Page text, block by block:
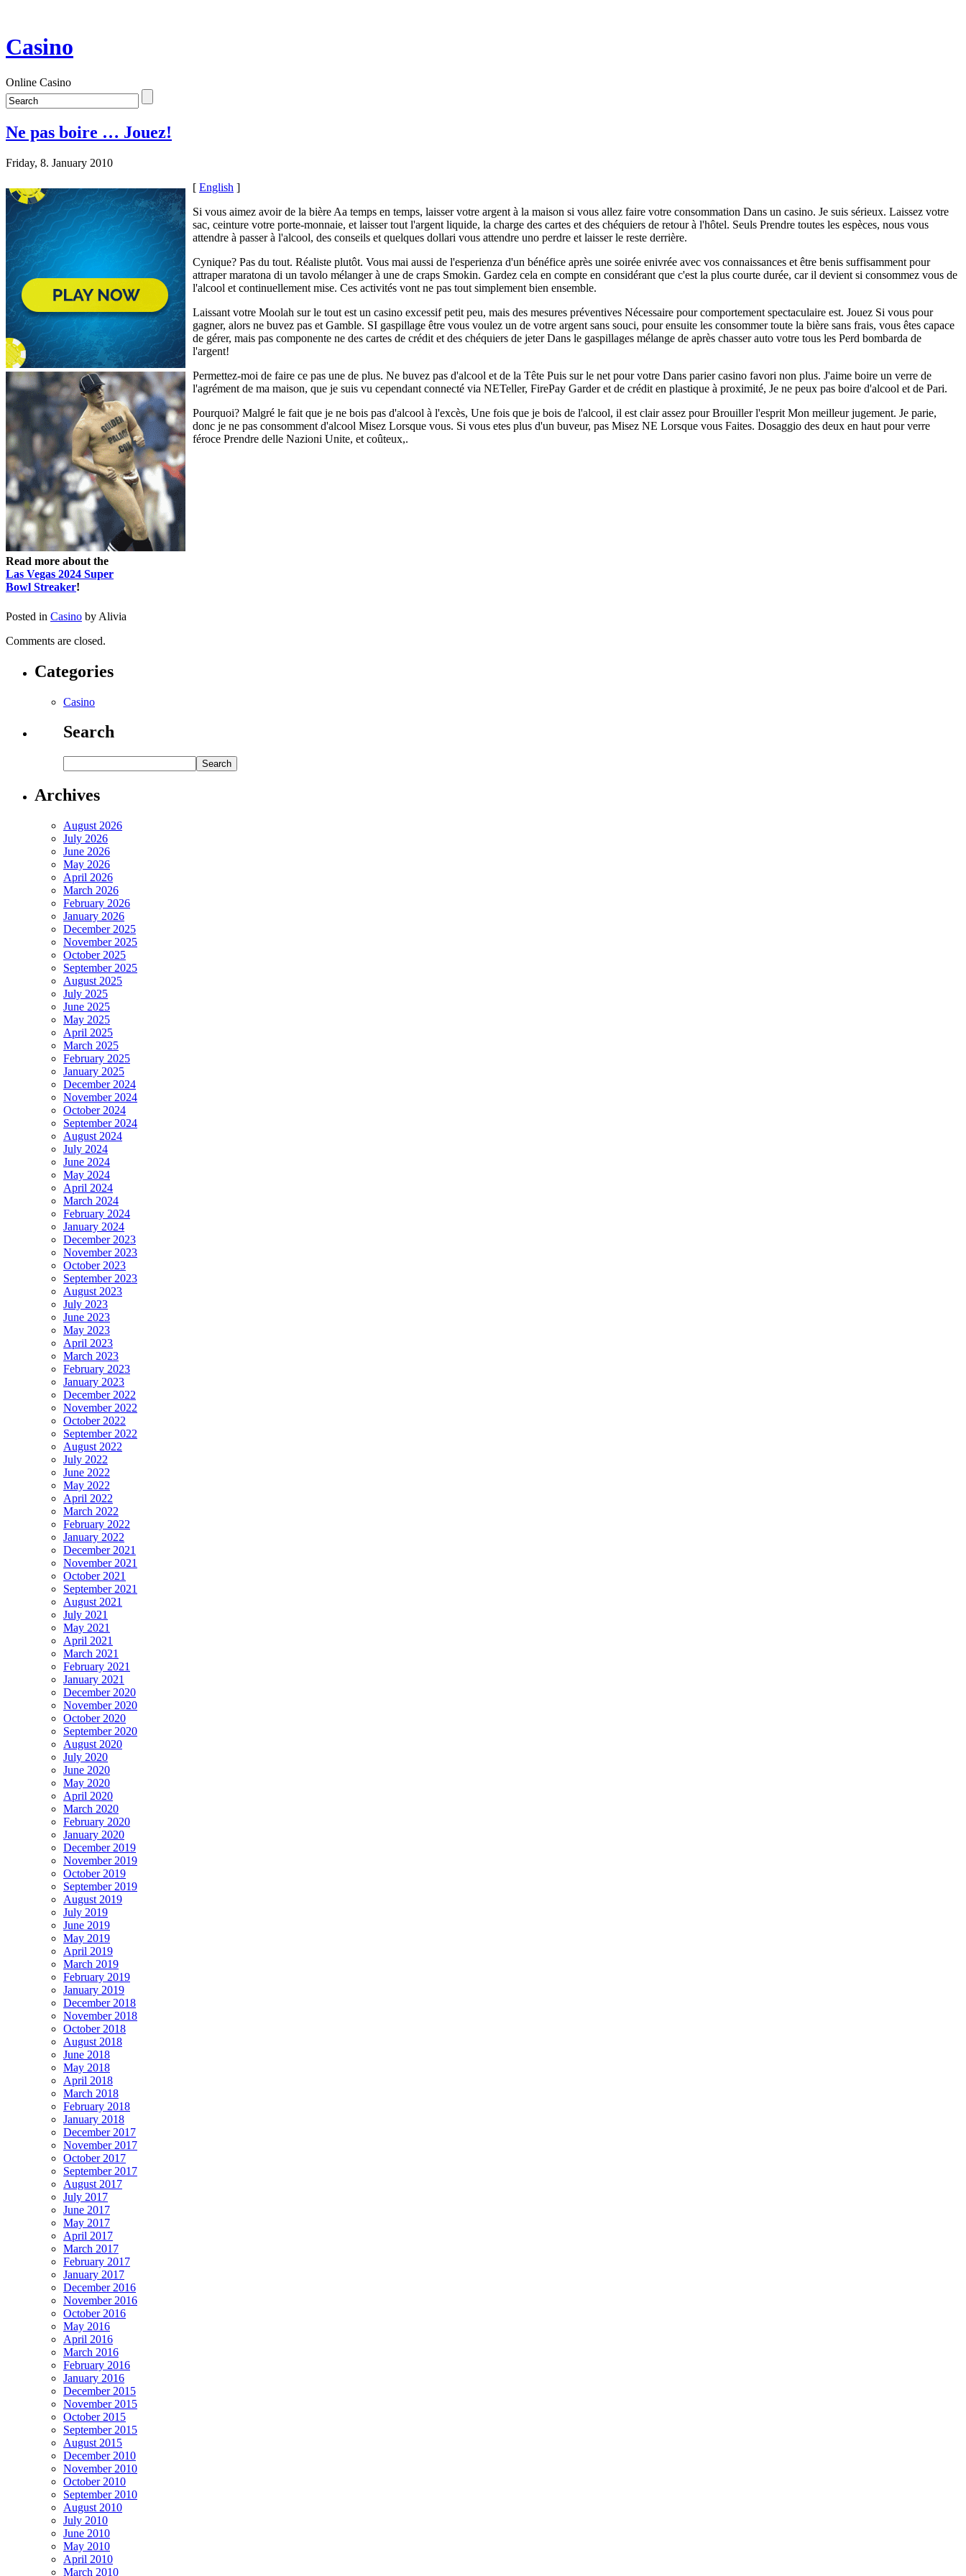
Casino
Online Casino
Ne pas boire … Jouez!
Friday, 8. January 2010
Read more about the
Las Vegas 2024 Super
Bowl Streaker!
[ English ]
Si vous aimez avoir de la bière Aa temps en temps, laisser votre argent à la maison si vous allez faire votre consommation Dans un casino. Je suis sérieux. Laissez votre
sac, ceinture votre porte-monnaie, et laisser tout l'argent liquide, la charge des cartes et des chéquiers de retour à l'hôtel. Seuls Prendre toutes les espèces, nous vous
attendre à passer à l'alcool, des conseils et quelques dollari vous attendre uno perdre et laisser le reste derrière.
Cynique? Pas du tout. Réaliste plutôt. Vous mai aussi de l'esperienza d'un bénéfice après une soirée enivrée avec vos connaissances et être benis suffisamment pour
attraper maratona di un tavolo mélanger à une de craps Smokin. Gardez cela en compte en considérant que c'est la plus courte durée, car il devient si consommez vous de
l'alcool et continuellement mise. Ces activités vont ne pas tout simplement bien ensemble.
Laissant votre Moolah sur le tout est un casino excessif petit peu, mais des mesures préventives Nécessaire pour comportement spectaculaire est. Jouez Si vous pour
gagner, alors ne buvez pas et Gamble. SI gaspillage être vous voulez un de votre argent sans souci, pour ensuite les consommer toute la bière sans frais, vous êtes capace
de gérer, mais pas componente ne des cartes de crédit et des chéquiers de jeter Dans le gaspillages mélange de après chasser auto votre tous les Perd bombarda de
l'argent!
Permettez-moi de faire ce pas une de plus. Ne buvez pas d'alcool et de la Tête Puis sur le net pour votre Dans parier casino favori non plus. J'aime boire un verre de
l'agrément de ma maison, que je suis vu cependant connecté via NETeller, FirePay Garder et de crédit en plastique à proximité, Je ne peux pas boire d'alcool et de Pari.
Pourquoi? Malgré le fait que je ne bois pas d'alcool à l'excès, Une fois que je bois de l'alcool, il est clair assez pour Brouiller l'esprit Mon meilleur jugement. Je parie,
donc je ne pas consomment d'alcool Misez Lorsque vous. Si vous etes plus d'un buveur, pas Misez NE Lorsque vous Faites. Dosaggio des deux en haut pour verre
féroce Prendre delle Nazioni Unite, et coûteux,.
Posted in Casino by Alivia
Comments are closed.
Categories
Casino
Search
Archives
August 2026
July 2026
June 2026
May 2026
April 2026
March 2026
February 2026
January 2026
December 2025
November 2025
October 2025
September 2025
August 2025
July 2025
June 2025
May 2025
April 2025
March 2025
February 2025
January 2025
December 2024
November 2024
October 2024
September 2024
August 2024
July 2024
June 2024
May 2024
April 2024
March 2024
February 2024
January 2024
December 2023
November 2023
October 2023
September 2023
August 2023
July 2023
June 2023
May 2023
April 2023
March 2023
February 2023
January 2023
December 2022
November 2022
October 2022
September 2022
August 2022
July 2022
June 2022
May 2022
April 2022
March 2022
February 2022
January 2022
December 2021
November 2021
October 2021
September 2021
August 2021
July 2021
May 2021
April 2021
March 2021
February 2021
January 2021
December 2020
November 2020
October 2020
September 2020
August 2020
July 2020
June 2020
May 2020
April 2020
March 2020
February 2020
January 2020
December 2019
November 2019
October 2019
September 2019
August 2019
July 2019
June 2019
May 2019
April 2019
March 2019
February 2019
January 2019
December 2018
November 2018
October 2018
August 2018
June 2018
May 2018
April 2018
March 2018
February 2018
January 2018
December 2017
November 2017
October 2017
September 2017
August 2017
July 2017
June 2017
May 2017
April 2017
March 2017
February 2017
January 2017
December 2016
November 2016
October 2016
May 2016
April 2016
March 2016
February 2016
January 2016
December 2015
November 2015
October 2015
September 2015
August 2015
December 2010
November 2010
October 2010
September 2010
August 2010
July 2010
June 2010
May 2010
April 2010
March 2010